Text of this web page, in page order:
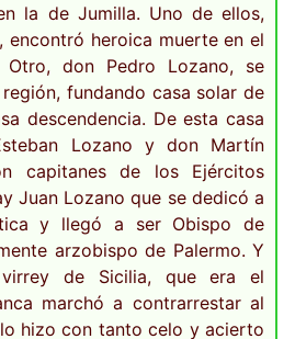
la de Jumilla. Uno de ellos,
encontró heroica muerte en el
don Pedro Lozano, se
fundando casa solar de
descendencia. De esta casa
Lozano y don Martín
capitanes de los Ejércitos
Juan Lozano que se dedicó a
y llegó a ser Obispo de
arzobispo de Palermo. Y
de Sicilia, que era el
marchó a contrarrestar al
hizo con tanto celo y acierto